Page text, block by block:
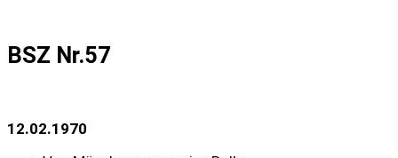
BSZ Nr.57
12.02.1970